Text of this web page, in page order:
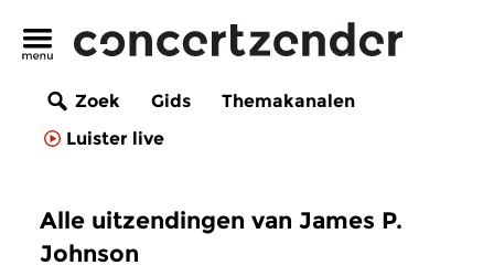
Zoek Gids
Themakanalen
Luister live
Alle uitzendingen van James P.
Johnson